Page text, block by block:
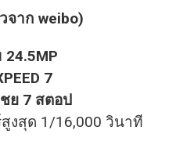
จาก weibo)​
24.5MP
7
ย 7 สตอป
งสุด 1/16,000 วินาที